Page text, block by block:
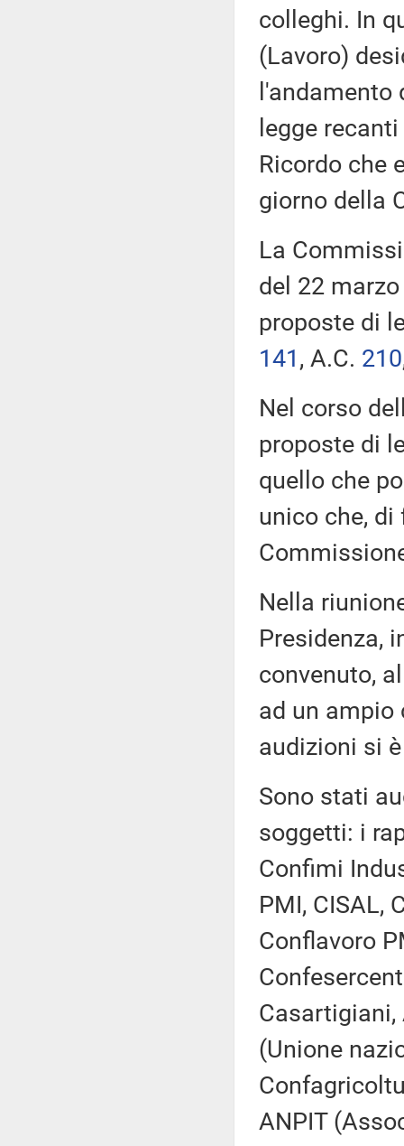
colleghi. In
(Lavoro)
legge
Ricordo che
giorno della
La
del 22
proposte di
141​, A.C. 210
Nel corso
proposte di
quello che
unico che,
Nella
Presidenza,
convenuto,
ad un
audizioni si
Sono stati
soggetti: i
Confimi
PMI, CISAL,
Conflavoro
Casartigiani,
(Unione
ANPIT